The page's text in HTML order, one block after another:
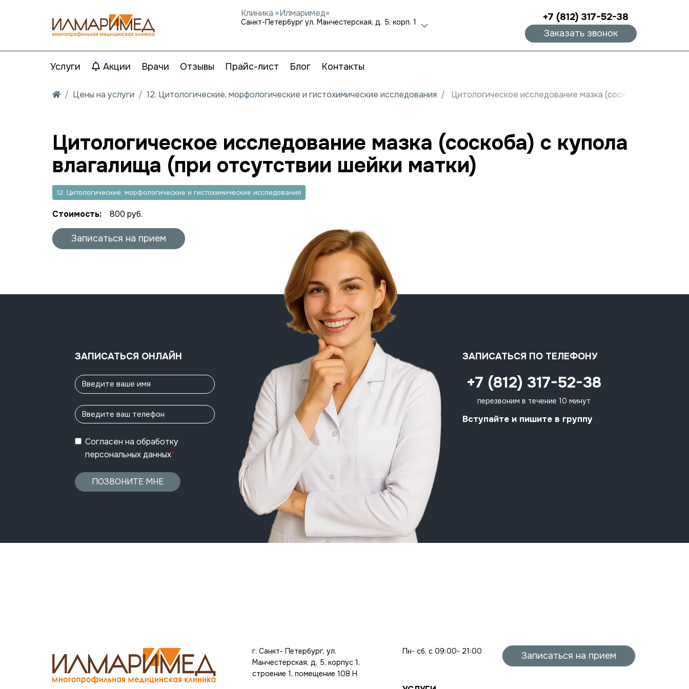
Клиника «Илмаримед»
Санкт-Петербург ул. Манчестерская, д. 5, корп. 1 +7 (812) 317-52-38
Заказать звонок
Услуги Акции Врачи Отзывы Прайс-лист Блог Контакты
Цены на услуги 12. Цитологические, морфологические и гистохимические исследования Цитологическое исследование мазка (соскоба) с купола
Цитологическое исследование мазка (соскоба) с купола
влагалища (при отсутствии шейки матки)
12. Цитологические, морфологические и гистохимические исследования
Стоимость: 800 руб.
Записаться на прием
ЗАПИСАТЬСЯ ОНЛАЙН
Согласен на обработку
персональных данных*
ПОЗВОНИТЕ МНЕ
ЗАПИСАТЬСЯ ПО ТЕЛЕФОНУ
+7 (812) 317-52-38
перезвоним в течение 10 минут
Вступайте и пишите в группу
г. Санкт- Петербург, ул.
Манчестерская, д. 5, корпус 1,
строение 1, помещение 108 Н
Пн- сб, с 09:00- 21:00 Записаться на прием